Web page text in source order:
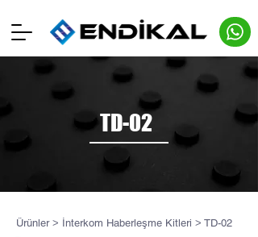
TD-02
Ürünler > İnterkom Haberleşme Kitleri > TD-02